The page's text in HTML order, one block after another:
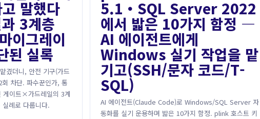
말했다
3계층
이그레이
된 실록
겼더니, 안전 기구(가드
차단. 파수꾼인가, 통
이트×가드레일의 3계
례로 다룹니다.
5.1・SQL Server 2022
에서 밟은 10가지 함정 ―
AI 에이전트에게
Windows 실기 작업을 맡
기고(SSH/문자 코드/T-
SQL)
AI 에이전트(Claude Code)로 Windows/SQL Server 자
동화를 실기 운용하며 밟은 10가지 함정. plink 호스트 키